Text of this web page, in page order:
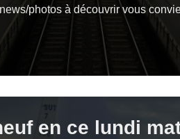
photos à découvrir vous
en ce lundi